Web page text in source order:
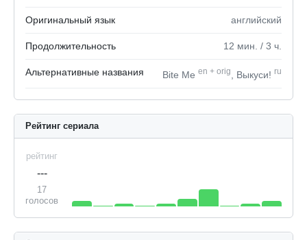
Оригинальный язык английский
Продолжительность 12 мин. / 3 ч.
Альтернативные названия Bite Me en + orig , Выкуси! ru
Рейтинг сериала
рейтинг
---
17
голосов